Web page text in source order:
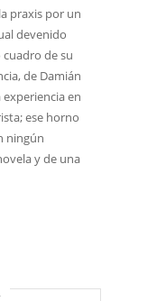
praxis por un
devenido
de su
de Damián
experiencia en
ese horno
ningún
y de una